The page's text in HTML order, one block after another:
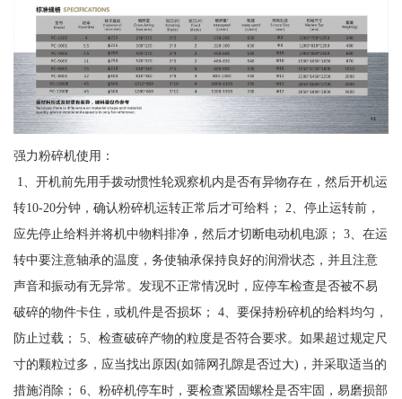
强力粉碎机使用：
1、开机前先用手拨动惯性轮观察机内是否有异物存在，然后开机运
转10-20分钟，确认粉碎机运转正常后才可给料； 2、停止运转前，
应先停止给料并将机中物料排净，然后才切断电动机电源； 3、在运
转中要注意轴承的温度，务使轴承保持良好的润滑状态，并且注意
声音和振动有无异常。发现不正常情况时，应停车检查是否被不易
破碎的物件卡住，或机件是否损坏； 4、要保持粉碎机的给料均匀，
防止过载； 5、检查破碎产物的粒度是否符合要求。如果超过规定尺
寸的颗粒过多，应当找出原因(如筛网孔隙是否过大)，并采取适当的
措施消除； 6、粉碎机停车时，要检查紧固螺栓是否牢固，易磨损部